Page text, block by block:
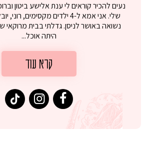
נעים להכיר קוראים לי ענת אלישע ביטון
שלי. אני אמא ל-4 ילדים מקסימים,
נשואה באושר לניסן. גדלתי בבית
היתה אוכל...
קרא עוד